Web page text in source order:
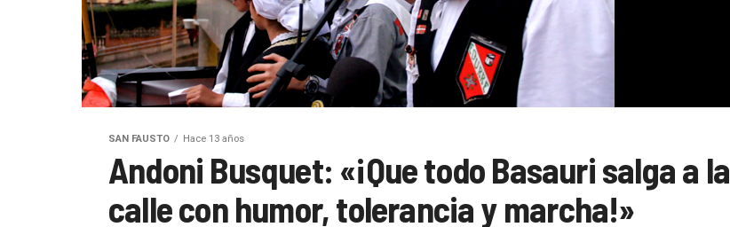
SAN FAUSTO Hace 13 años
Andoni Busquet: «¡Que todo Basauri salga a la
calle con humor, tolerancia y marcha!»